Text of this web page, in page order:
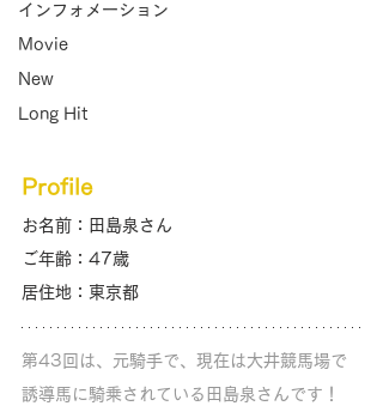
インフォメーション
Movie
New
Long Hit
Profile
お名前：田島泉さん
ご年齢：47歳
居住地：東京都
第43回は、元騎手で、現在は大井競馬場で
誘導馬に騎乗されている田島泉さんです！